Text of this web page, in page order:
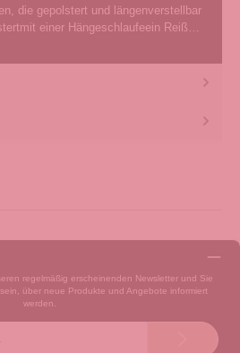
die gepolstert und längenverstellbar
einer Hängeschlaufeein Reiß…
regelmäßig erscheinenden Newsletter und Sie
über neue Produkte und Angebote informiert
werden.